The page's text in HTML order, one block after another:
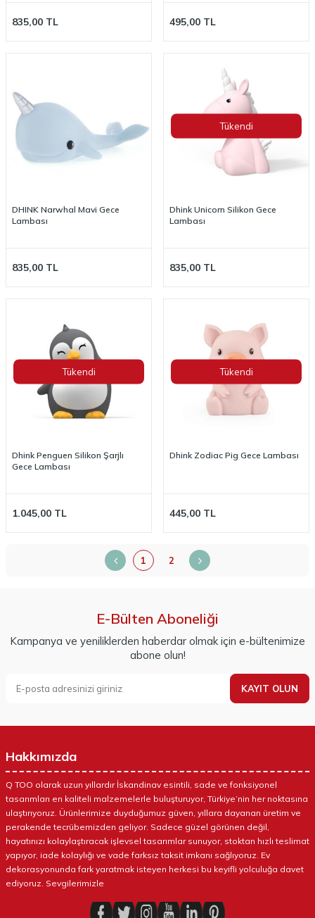
835,00 TL 495,00 TL
DHINK Narwhal Mavi Gece
Lambası
835,00 TL
Tükendi
Dhink Unicorn Silikon Gece
Lambası
835,00 TL
Tükendi
Dhink Penguen Silikon Şarjlı
Gece Lambası
1.045,00 TL
Tükendi
Dhink Zodiac Pig Gece Lambası
445,00 TL
1 2
E-Bülten Aboneliği
Kampanya ve yeniliklerden haberdar olmak için e-bültenimize
abone olun!
KAYIT OLUN
Hakkımızda
Q TOO olarak uzun yıllardır İskandinav esintili, sade ve fonksiyonel
tasarımları en kaliteli malzemelerle buluşturuyor, Türkiye’nin her noktasına
ulaştırıyoruz. Ürünlerimize duyduğumuz güven, yıllara dayanan üretim ve
perakende tecrübemizden geliyor. Sadece güzel görünen değil,
hayatınızı kolaylaştıracak işlevsel tasarımlar sunuyor, stoktan hızlı teslimat
yapıyor, iade kolaylığı ve vade farksız taksit imkanı sağlıyoruz. Ev
dekorasyonunda fark yaratmak isteyen herkesi bu keyifli yolculuğa davet
ediyoruz. Sevgilerimizle